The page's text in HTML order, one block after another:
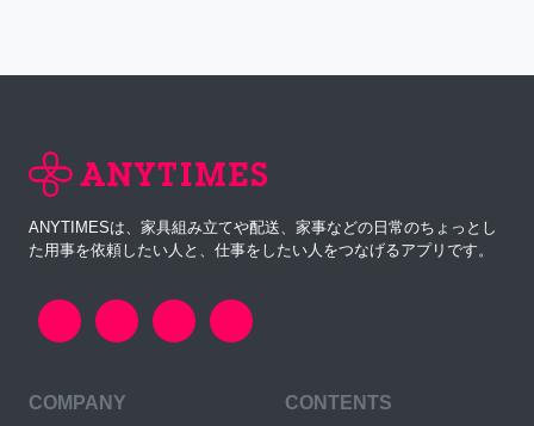
ANYTIMESは、家具組み立てや配送、家事などの日常のちょっとし
た用事を依頼したい人と、仕事をしたい人をつなげるアプリです。
COMPANY CONTENTS